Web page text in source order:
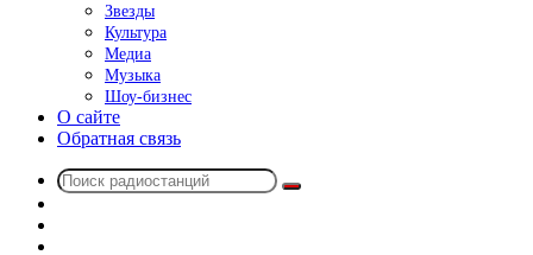
Звезды
Культура
Медиа
Музыка
Шоу-бизнес
О сайте
Обратная связь
Поиск